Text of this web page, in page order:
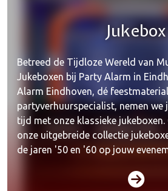
Jukebox
Betreed de Tijdloze Wereld van
Jukeboxen bij Party Alarm in
Alarm Eindhoven, dé
partyverhuurspecialist, nemen we
tijd met onze klassieke
onze uitgebreide collectie
de jaren '50 en '60 op jouw